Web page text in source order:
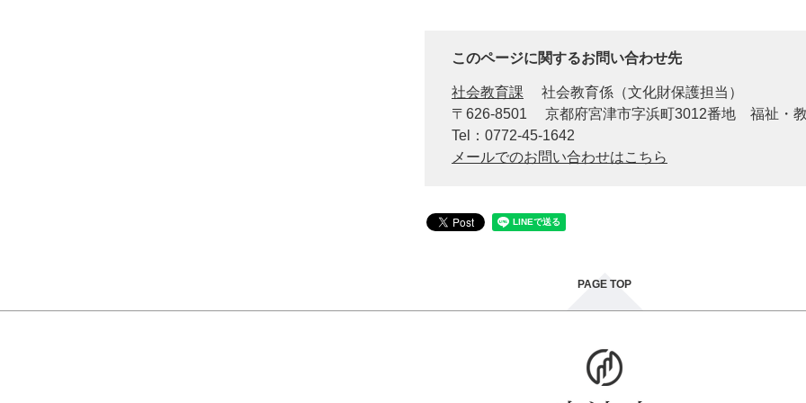
このページに関するお問い合わせ先
社会教育課
社会教育係（文化財保護担当）
〒626-8501
京都府宮津市字浜町3012番地 福祉・
Tel：0772-45-1642
メールでのお問い合わせはこちら
PAGE TOP